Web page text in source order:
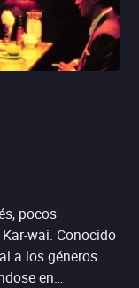
francesa y un
sus
pocos
wai. Conocido
a los géneros
en